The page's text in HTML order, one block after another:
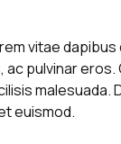
vitae
ac pulvinar
malesuada.
euismod.